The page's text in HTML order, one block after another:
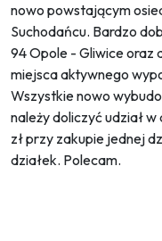
nowo powstającym
Suchodańcu. Bardzo
94 Opole - Gliwice oraz
miejsca aktywnego
Wszystkie nowo
należy doliczyć udział
zł przy zakupie jednej
działek. Polecam.